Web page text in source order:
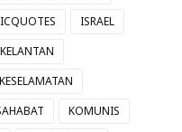
ISRAEL
KELANTAN
KESELAMATAN
KOMUNIS